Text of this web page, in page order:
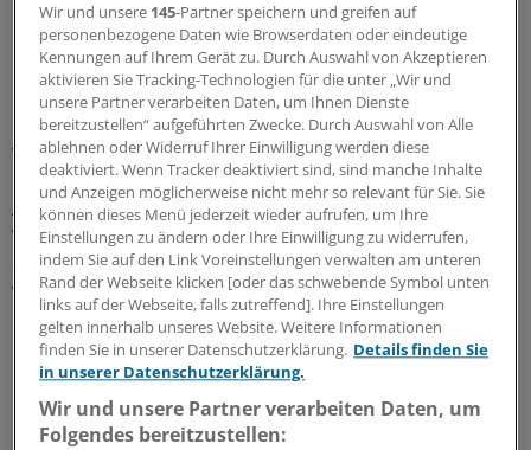
Pohle: Versorgungssicherheit in den
Vordergrund
Aus Sicht des Hartmannbundes müsse aber die
Versorgungssicherheit im Vordergrund stehen. „Das gilt
selbst dann, wenn sich die qualitativ hochwertige
Versorgung unserer Patientinnen und Patienten in
Summe niemals sich so rechnen ließe, dass das
Gesamtsystem Gesundheitsversorgung Gewinne
erzielt", sagte Pohle. In Brandenburg hingegen sei im
Laufe der Jahre eine gut funktionierende,
bedarfsgerechte Krankenhauslandschaft entstanden,
Wir und unsere 145-Partner speichern und greifen auf
personenbezogene Daten wie Browserdaten oder eindeutige
Kennungen auf Ihrem Gerät zu. Durch Auswahl von Akzeptieren
aktivieren Sie Tracking-Technologien für die unter „Wir und
unsere Partner verarbeiten Daten, um Ihnen Dienste
bereitzustellen“ aufgeführten Zwecke. Durch Auswahl von Alle
ablehnen oder Widerruf Ihrer Einwilligung werden diese
deaktiviert. Wenn Tracker deaktiviert sind, sind manche Inhalte
und Anzeigen möglicherweise nicht mehr so relevant für Sie. Sie
können dieses Menü jederzeit wieder aufrufen, um Ihre
Einstellungen zu ändern oder Ihre Einwilligung zu widerrufen,
indem Sie auf den Link Voreinstellungen verwalten am unteren
Rand der Webseite klicken [oder das schwebende Symbol unten
links auf der Webseite, falls zutreffend]. Ihre Einstellungen
gelten innerhalb unseres Website. Weitere Informationen
finden Sie in unserer Datenschutzerklärung. Details finden Sie
in unserer Datenschutzerklärung.
Wir und unsere Partner verarbeiten Daten, um
Folgendes bereitzustellen: